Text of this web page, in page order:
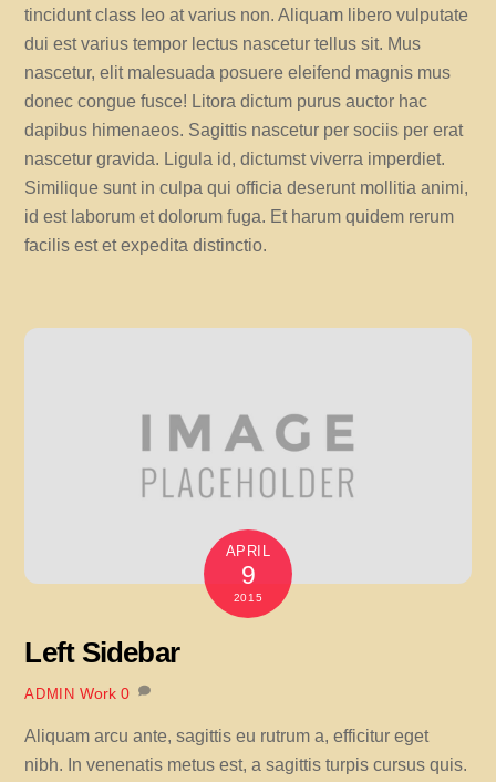
tincidunt class leo at varius non. Aliquam libero vulputate
dui est varius tempor lectus nascetur tellus sit. Mus
nascetur, elit malesuada posuere eleifend magnis mus
donec congue fusce! Litora dictum purus auctor hac
dapibus himenaeos. Sagittis nascetur per sociis per erat
nascetur gravida. Ligula id, dictumst viverra imperdiet.
Similique sunt in culpa qui officia deserunt mollitia animi,
id est laborum et dolorum fuga. Et harum quidem rerum
facilis est et expedita distinctio.
APRIL
9
2015
Left Sidebar
ADMIN Work 0
Aliquam arcu ante, sagittis eu rutrum a, efficitur eget
nibh. In venenatis metus est, a sagittis turpis cursus quis.